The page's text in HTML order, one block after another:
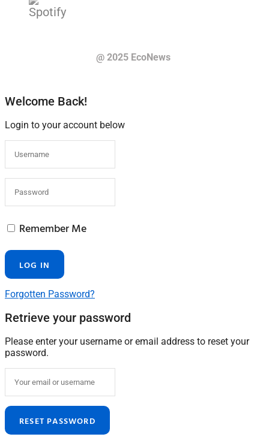
@ 2025 EcoNews
Welcome Back!
Login to your account below
Remember Me
Forgotten Password?
Retrieve your password
Please enter your username or email address to reset your
password.